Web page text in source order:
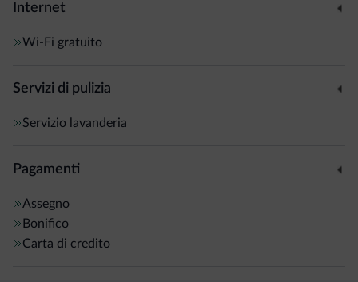
Internet
Wi-Fi gratuito
Servizi di pulizia
Servizio lavanderia
Pagamenti
Assegno
Bonifico
Carta di credito